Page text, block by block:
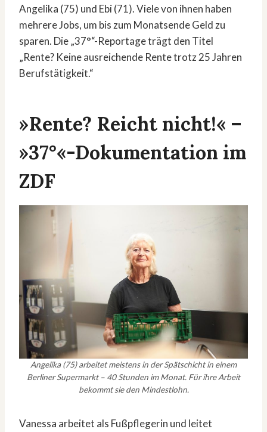
Angelika (75) und Ebi (71). Viele von ihnen haben
mehrere Jobs, um bis zum Monatsende Geld zu
sparen. Die „37°“-Reportage trägt den Titel
„Rente? Keine ausreichende Rente trotz 25 Jahren
Berufstätigkeit.“
»Rente? Reicht nicht!« –
»37°«-Dokumentation im
ZDF
Angelika (75) arbeitet meistens in der Spätschicht in einem
Berliner Supermarkt – 40 Stunden im Monat. Für ihre Arbeit
bekommt sie den Mindestlohn.
Vanessa arbeitet als Fußpflegerin und leitet